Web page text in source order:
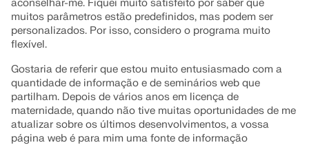
O programa de estruturas de barras icónico
Mais informação
gratuitas, incluindo assistência de IA 24/7, suporte
por e-mail e webinars.
VER PRÓXIMOS SEMINÁRIOS WEB
Modelos grátis para download
Explore milhares de modelos estruturais prontos
para uso. Baixe, adapte e use-os como templates
para acelerar seu processo de design.
DESCOBRIR MODELOS
Primeiros passos com o RFEM 6
Dê seus primeiros passos com o RFEM 6 e descubra
como você pode modelar e calcular rapidamente.
Personalize com complementos para ainda mais
possibilidades.
Os nossos clientes
Construir o sucesso em conjunto
Descubra como engenheiros líderes ao redor do
mundo confiam em nossas soluções para elevar
seus projetos conosco.
Equipas
Porquê escolher a Dlubal?
Construa o Seu Futuro Conosco
Teste gratuito de 90 dias
Iniciar sessão na sua conta
Registe-se no extranet da Dlubal para aproveitar
ao máximo o software e ter acesso exclusivo aos
seus dados pessoais.
aconselhar-me. Fiquei muito satisfeito por saber que
muitos parâmetros estão predefinidos, mas podem ser
personalizados. Por isso, considero o programa muito
flexível.
Gostaria de referir que estou muito entusiasmado com a
quantidade de informação e de seminários web que
partilham. Depois de vários anos em licença de
maternidade, quando não tive muitas oportunidades de me
atualizar sobre os últimos desenvolvimentos, a vossa
página web é para mim uma fonte de informação